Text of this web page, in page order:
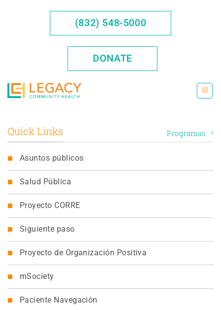
(832) 548-5000
DONATE
Quick Links Programas
Asuntos públicos
Salud Pública
Proyecto CORRE
Siguiente paso
Proyecto de Organización Positiva
mSociety
Paciente Navegación